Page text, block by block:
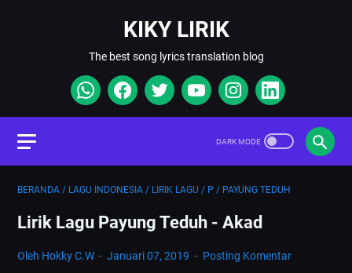
KIKY LIRIK
The best song lyrics translation blog
BERANDA / LAGU INDONESIA / LIRIK LAGU / P / PAYUNG TEDUH
Lirik Lagu Payung Teduh - Akad
Oleh Hokky C.W Januari 07, 2019 Posting Komentar